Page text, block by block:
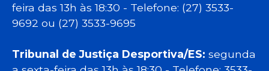
feira das 13h às 18:30 - Telefone: (27) 3533-
9692 ou (27) 3533-9695
Tribunal de Justiça Desportiva/ES: segunda